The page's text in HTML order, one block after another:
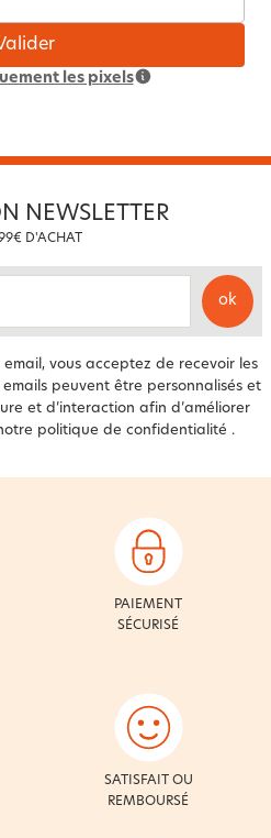
les pixels
NEWSLETTER
D'ACHAT
ok
vous acceptez de recevoir les
peuvent être personnalisés et
et d’interaction afin d’améliorer
politique de confidentialité .
PAIEMENT
SÉCURISÉ
SATISFAIT OU
REMBOURSÉ